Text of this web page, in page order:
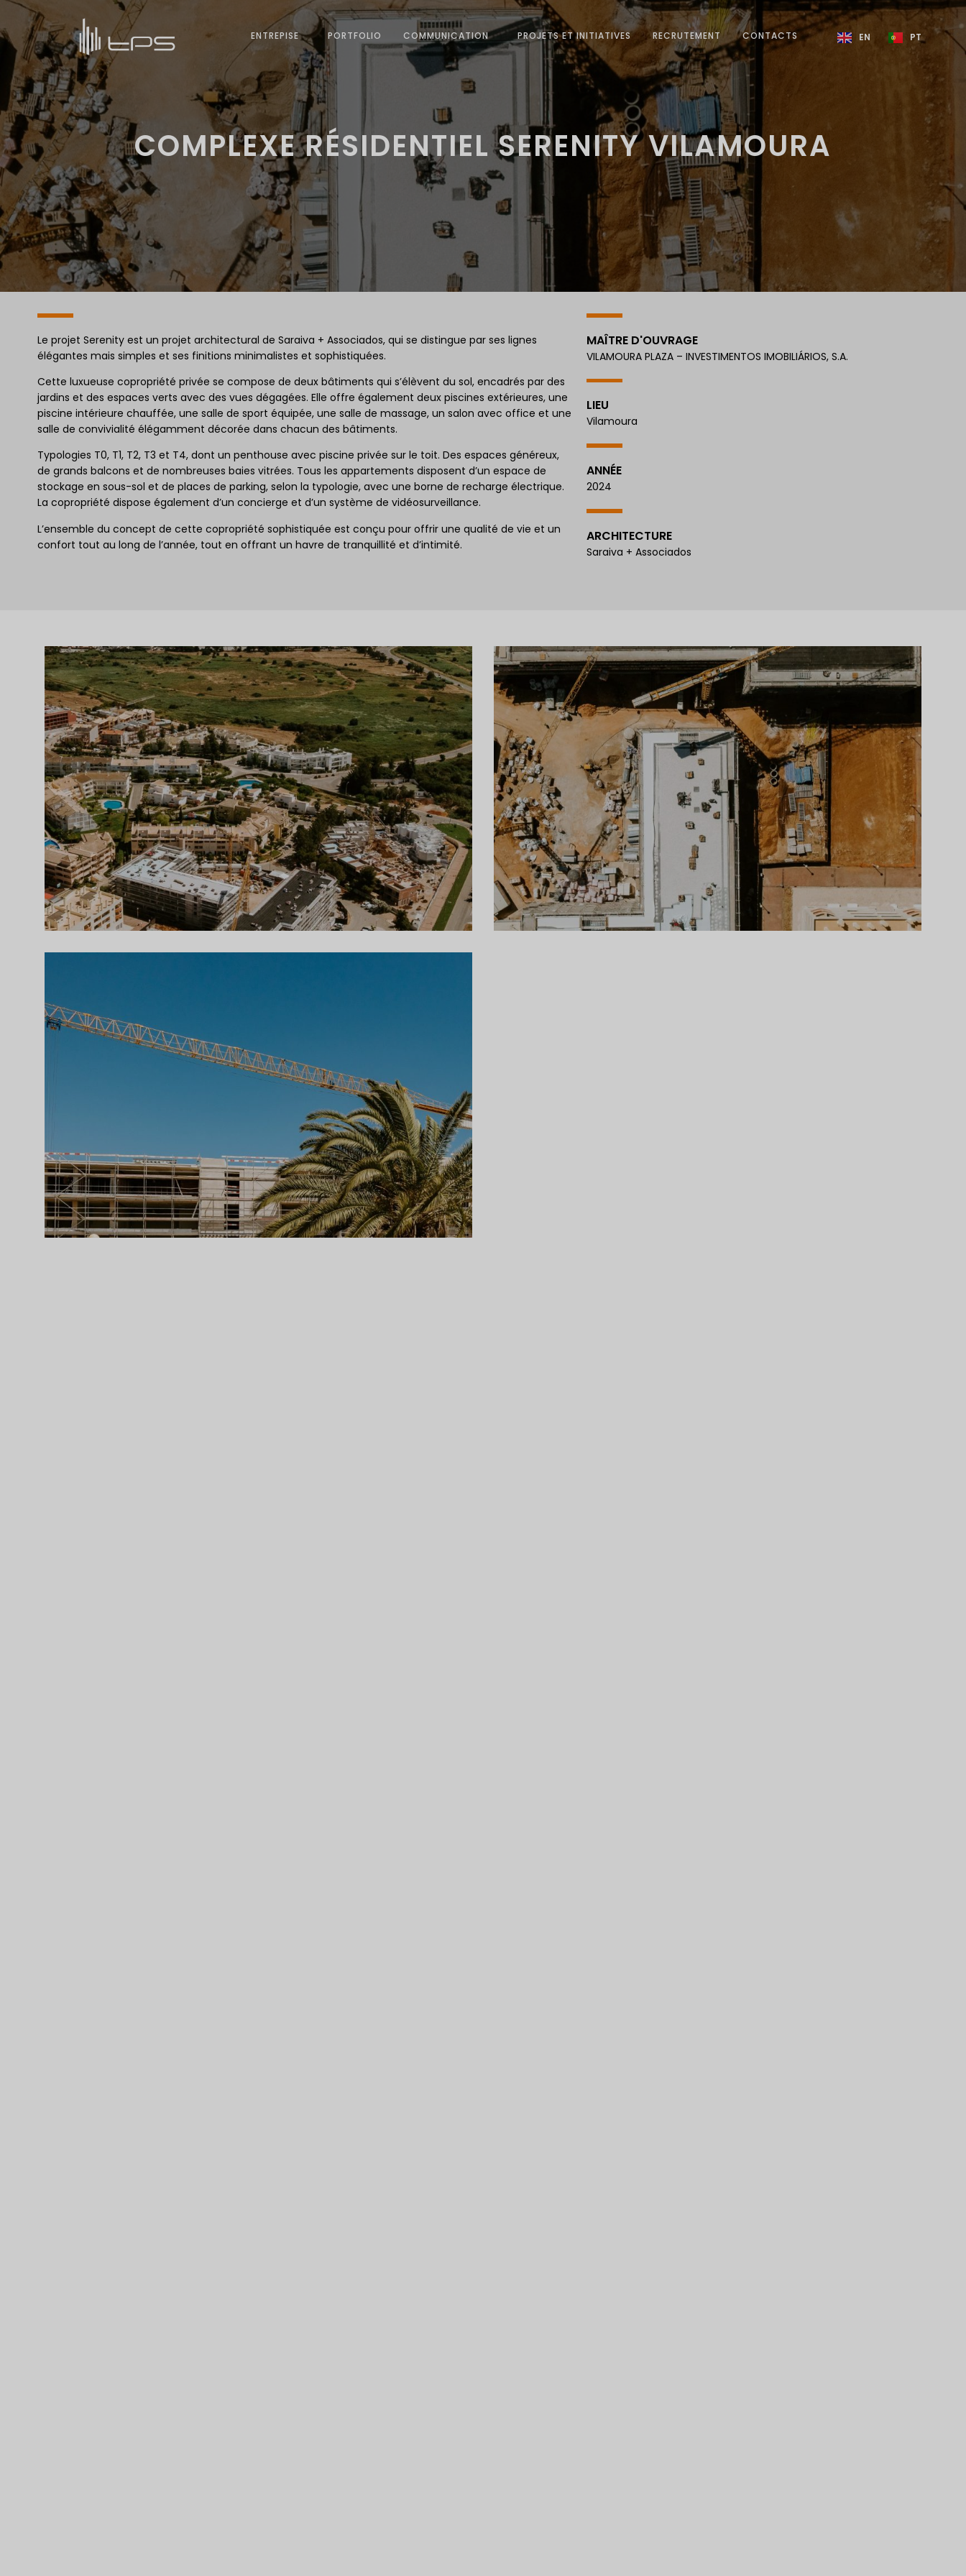
ENTREPISE PORTFOLIO COMMUNICATION PROJETS ET INITIATIVES RECRUTEMENT CONTACTS EN PT
COMPLEXE RÉSIDENTIEL SERENITY VILAMOURA
Le projet Serenity est un projet architectural de Saraiva + Associados, qui se distingue par ses lignes
élégantes mais simples et ses finitions minimalistes et sophistiquées.
Cette luxueuse copropriété privée se compose de deux bâtiments qui s’élèvent du sol, encadrés par des
jardins et des espaces verts avec des vues dégagées. Elle offre également deux piscines extérieures, une
piscine intérieure chauffée, une salle de sport équipée, une salle de massage, un salon avec office et une
salle de convivialité élégamment décorée dans chacun des bâtiments.
Typologies T0, T1, T2, T3 et T4, dont un penthouse avec piscine privée sur le toit. Des espaces généreux,
de grands balcons et de nombreuses baies vitrées. Tous les appartements disposent d’un espace de
stockage en sous-sol et de places de parking, selon la typologie, avec une borne de recharge électrique.
La copropriété dispose également d’un concierge et d’un système de vidéosurveillance.
L’ensemble du concept de cette copropriété sophistiquée est conçu pour offrir une qualité de vie et un
confort tout au long de l’année, tout en offrant un havre de tranquillité et d’intimité.
MAÎTRE D'OUVRAGE
VILAMOURA PLAZA – INVESTIMENTOS IMOBILIÁRIOS, S.A.
LIEU
Vilamoura
ANNÉE
2024
ARCHITECTURE
Saraiva + Associados